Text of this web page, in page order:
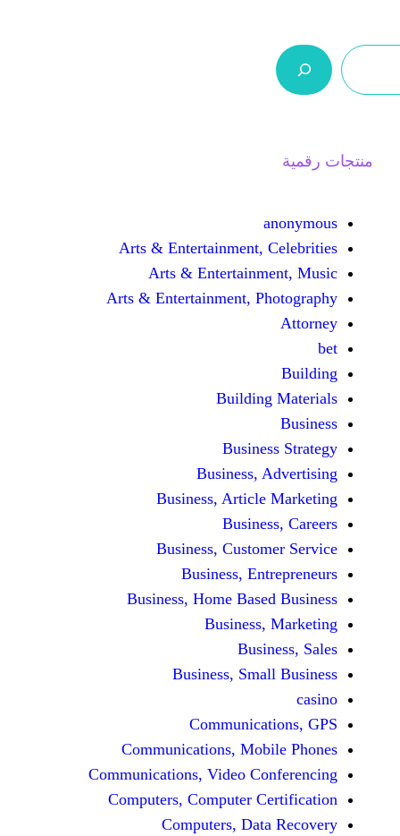
Arts & Entertainment,
Arts &
Arts & Entertainment,
Business,
Business,
Business,
Business,
Business, Home
Business,
Communications,
Communications, Video
Computers, Computer
Computers,